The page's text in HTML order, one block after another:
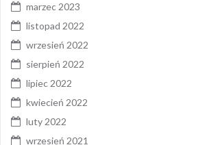
marzec 2023
listopad 2022
wrzesień 2022
sierpień 2022
lipiec 2022
kwiecień 2022
luty 2022
wrzesień 2021